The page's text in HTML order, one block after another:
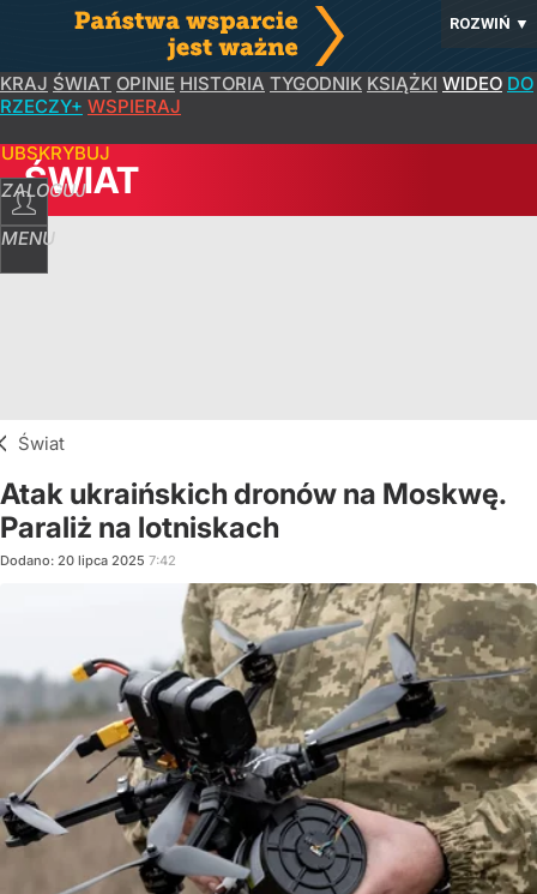
ROZWIŃ ▼
KRAJ ŚWIAT OPINIE HISTORIA TYGODNIK KSIĄŻKI WIDEO DO
RZECZY+ WSPIERAJ
ZALOGUJ
MENU
ŚWIAT
Świat
Atak ukraińskich dronów na Moskwę.
Paraliż na lotniskach
Dodano: 20 lipca 2025 7:42